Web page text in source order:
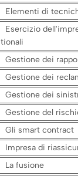
Elementi di
Esercizio
Gestione dei
Gestione dei
Gestione dei
Gestione del
Gli smart contract
Impresa di
La fusione